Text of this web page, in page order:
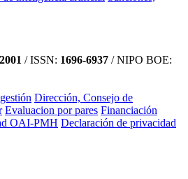
/ ISSN: 1696-6937 / NIPO BOE:
Dirección, Consejo de
Evaluacion por pares Financiación
OAI-PMH Declaración de privacidad